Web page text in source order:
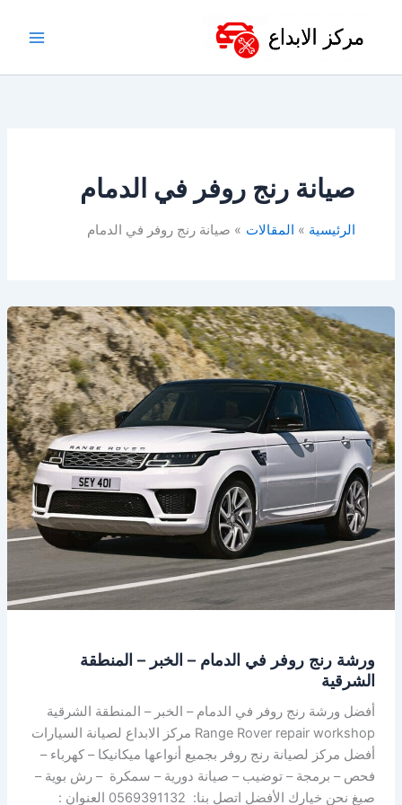
صيانة رنج روفر في الدمام
الرئيسية المقالات صيانة رنج روفر في الدمام
ورشة رنج روفر في الدمام – الخبر – المنطقة
الشرقية
أفضل ورشة رنج روفر في الدمام – الخبر – المنطقة الشرقية
Range Rover repair workshop مركز الابداع لصيانة السيارات
أفضل مركز لصيانة رنج روفر بجميع أنواعها ميكانيكا – كهرباء –
فحص – برمجة – توضيب – صيانة دورية – سمكرة – رش بوية –
صبغ نحن خيارك الأفضل اتصل بنا: 0569391132 العنوان :
رنج
روفر
في
الدمام
–
الخبر
–
المنطقة
الشرقية